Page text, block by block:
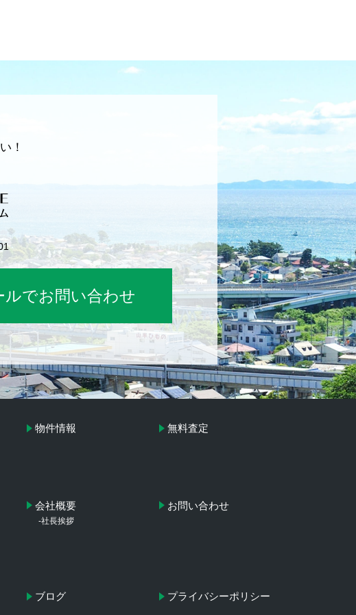
！
ルでお問い合わせ
物件情報 無料査定
会社概要
-社長挨拶
お問い合わせ
ブログ プライバシーポリシー